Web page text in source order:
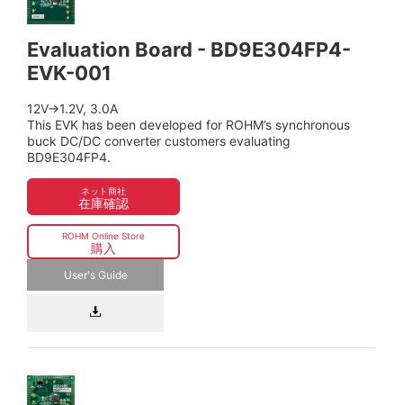
Evaluation Board - BD9E304FP4-
EVK-001
12V→1.2V, 3.0A
This EVK has been developed for ROHM’s synchronous
buck DC/DC converter customers evaluating
BD9E304FP4.
ネット商社
在庫確認
ROHM Online Store
購入
User's Guide